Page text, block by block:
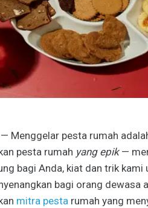
Menggelar pesta rumah
pesta rumah yang epik —
bagi Anda, kiat dan trik
bagi orang dewasa
mitra pestarumah yang